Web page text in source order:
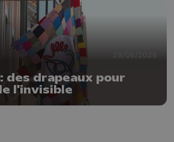
29/06/2026
des drapeaux pour
l'invisible